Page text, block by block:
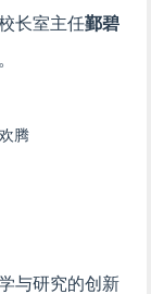
校长室主任鄞碧
。
腾
与研究的创新